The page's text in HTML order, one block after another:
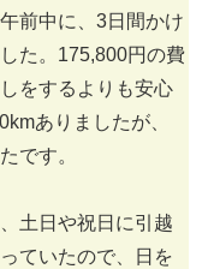
前中に、3日間かけ
た。175,800円の費
をするよりも安心
ありましたが、
です。
土日や祝日に引越
ていたので、日を